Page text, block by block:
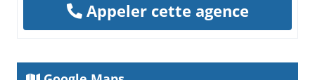
Appeler cette agence